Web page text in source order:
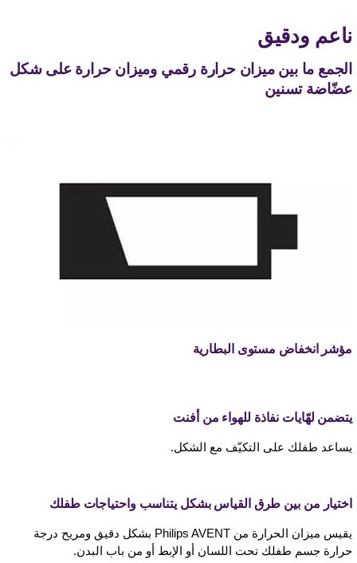
ناعم ودقيق
الجمع ما بين ميزان حرارة رقمي وميزان حرارة على شكل
عضّاضة تسنين
مؤشر انخفاض مستوى البطارية
يتضمن لهّايات نفاذة للهواء من أفنت
يساعد طفلك على التكيّف مع الشكل.
اختيار من بين طرق القياس بشكل يتناسب واحتياجات طفلك
يقيس ميزان الحرارة من Philips AVENT بشكل دقيق ومريح درجة
حرارة جسم طفلك تحت اللسان أو الإبط أو من باب البدن.